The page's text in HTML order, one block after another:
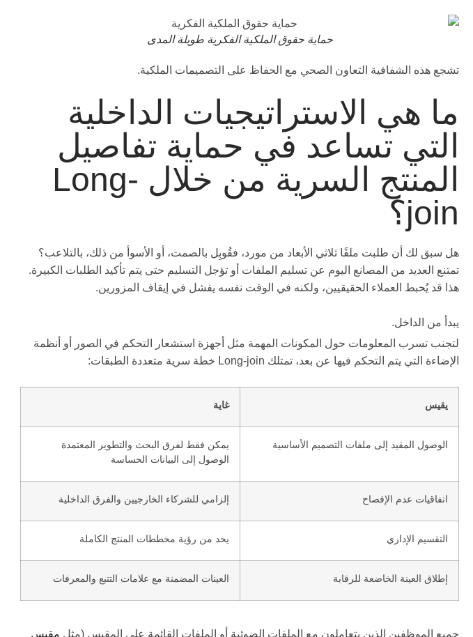
حماية حقوق الملكية الفكرية طويلة المدى
تشجع هذه الشفافية التعاون الصحي مع الحفاظ على التصميمات الملكية.
ما هي الاستراتيجيات الداخلية
التي تساعد في حماية تفاصيل
المنتج السرية من خلال Long-
join؟
هل سبق لك أن طلبت ملفًا ثلاثي الأبعاد من مورد، فقُوبِل بالصمت، أو الأسوأ من ذلك، بالتلاعب؟
تمتنع العديد من المصانع اليوم عن تسليم الملفات أو تؤجل التسليم حتى يتم تأكيد الطلبات الكبيرة.
هذا قد يُحبط العملاء الحقيقيين، ولكنه في الوقت نفسه يفشل في إيقاف المزورين.
يبدأ من الداخل.
لتجنب تسرب المعلومات حول المكونات المهمة مثل أجهزة استشعار التحكم في الصور أو أنظمة
الإضاءة التي يتم التحكم فيها عن بعد، تمتلك Long-join خطة سرية متعددة الطبقات:
يقيس غاية
الوصول المقيد إلى ملفات التصميم الأساسية
يمكن فقط لفرق البحث والتطوير المعتمدة
الوصول إلى البيانات الحساسة
اتفاقيات عدم الإفصاح إلزامي للشركاء الخارجيين والفرق الداخلية
التقسيم الإداري يحد من رؤية مخططات المنتج الكاملة
إطلاق العينة الخاضعة للرقابة العينات المضمنة مع علامات التتبع والمعرفات
جميع الموظفين الذين يتعاملون مع الملفات الضوئية أو الملفات القائمة على المقبس (مثل مقبس